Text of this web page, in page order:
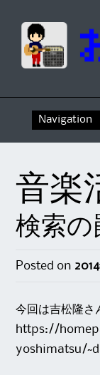
音楽
検索の
Posted on 2014
今回は吉松隆さ
https://
yoshimatsu/